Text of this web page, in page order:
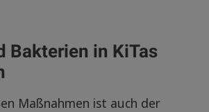
Bakterien in KiTas
Maßnahmen ist auch der